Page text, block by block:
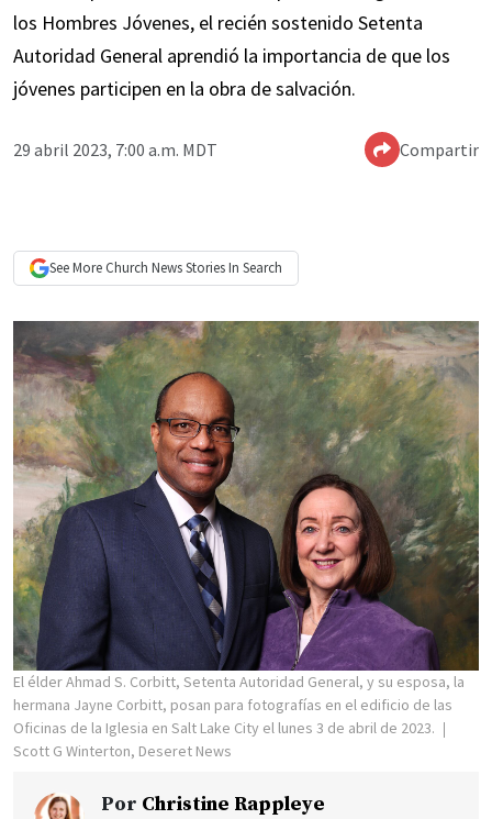
los Hombres Jóvenes, el recién sostenido Setenta
Autoridad General aprendió la importancia de que los
jóvenes participen en la obra de salvación.
29 abril 2023, 7:00 a.m. MDT Compartir
See More Church NewsStories In Search
El élder Ahmad S. Corbitt, Setenta Autoridad General, y su esposa, la
hermana Jayne Corbitt, posan para fotografías en el edificio de las
Oficinas de la Iglesia en Salt Lake City el lunes 3 de abril de 2023.
Scott G Winterton, Deseret News
Por Christine Rappleye